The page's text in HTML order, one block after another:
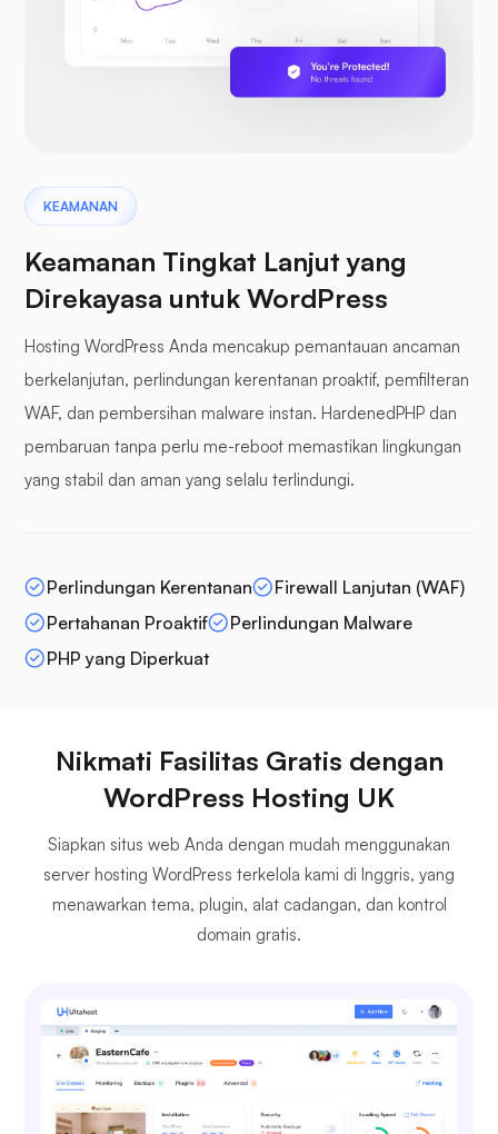
KEAMANAN
Keamanan Tingkat Lanjut yang
Direkayasa untuk WordPress
Hosting WordPress Anda mencakup pemantauan ancaman
berkelanjutan, perlindungan kerentanan proaktif, pemfilteran
WAF, dan pembersihan malware instan. HardenedPHP dan
pembaruan tanpa perlu me-reboot memastikan lingkungan
yang stabil dan aman yang selalu terlindungi.
Perlindungan Kerentanan
Firewall Lanjutan (WAF)
Pertahanan Proaktif
Perlindungan Malware
PHP yang Diperkuat
Nikmati Fasilitas Gratis dengan
WordPress Hosting UK
Siapkan situs web Anda dengan mudah menggunakan
server hosting WordPress terkelola kami di Inggris, yang
menawarkan tema, plugin, alat cadangan, dan kontrol
domain gratis.